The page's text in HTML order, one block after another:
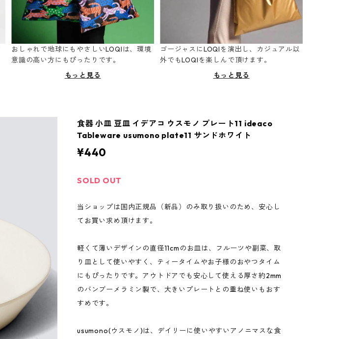
おしゃれで地球にもやさしいLOQIは、環境
意識の高い方にもぴったりです。
もっと見る
ゴージャスにLOQIを演出し、カジュアル以
外でもLOQIを楽しんで頂けます。
もっと見る
食器 小皿 豆皿 イデアコ ウスモノ プレート11 ideaco
Tableware usumono plate11 サンドホワイト
¥440
SOLD OUT
当ショップは国内正規品（新品）のみ取り扱いのため、安心し
てお買い求め頂けます。
軽くて薄いデザインの直径11cmのお皿は、フルーツや副菜、取
り皿として使いやすく、ティータイムやお子様のおやつタイム
にもぴったりです。アウトドアでも安心して使える厚さ約2mm
のバンブーメラミン製で、大きいプレートとの重ね使いもおす
すめです。
usumono(ウスモノ)は、デイリーに使いやすいアノニマスな食